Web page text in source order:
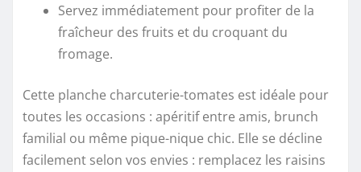
Servez immédiatement pour profiter de la
fraîcheur des fruits et du croquant du
fromage.
Cette planche charcuterie-tomates est idéale pour
toutes les occasions : apéritif entre amis, brunch
familial ou même pique-nique chic. Elle se décline
facilement selon vos envies : remplacez les raisins